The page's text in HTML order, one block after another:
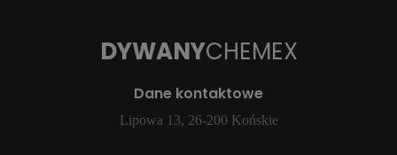
DYWANYCHEMEX
Dane kontaktowe
Lipowa 13, 26-200 Końskie